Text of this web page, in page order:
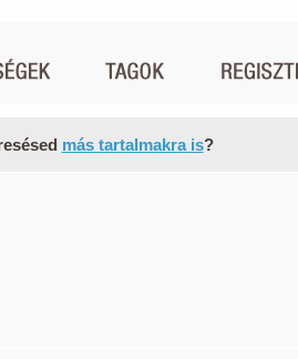
más tartalmakra is?